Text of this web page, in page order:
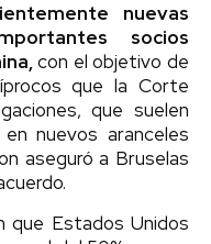
nuevas
socios
con el objetivo de
que la Corte
que suelen
nuevos aranceles
aseguró a Bruselas
que Estados Unidos